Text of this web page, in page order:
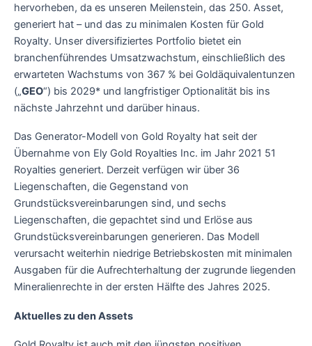
hervorheben, da es unseren Meilenstein, das 250. Asset,
generiert hat – und das zu minimalen Kosten für Gold
Royalty. Unser diversifiziertes Portfolio bietet ein
branchenführendes Umsatzwachstum, einschließlich des
erwarteten Wachstums von 367 % bei Goldäquivalentunzen
(„GEO“) bis 2029* und langfristiger Optionalität bis ins
nächste Jahrzehnt und darüber hinaus.
Das Generator-Modell von Gold Royalty hat seit der
Übernahme von Ely Gold Royalties Inc. im Jahr 2021 51
Royalties generiert. Derzeit verfügen wir über 36
Liegenschaften, die Gegenstand von
Grundstücksvereinbarungen sind, und sechs
Liegenschaften, die gepachtet sind und Erlöse aus
Grundstücksvereinbarungen generieren. Das Modell
verursacht weiterhin niedrige Betriebskosten mit minimalen
Ausgaben für die Aufrechterhaltung der zugrunde liegenden
Mineralienrechte in der ersten Hälfte des Jahres 2025.
Aktuelles zu den Assets